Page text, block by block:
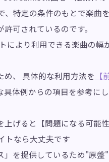
特定の条件のもとで楽曲
可されているのです。
により利用できる楽曲の幅
、 具体的な利用方法を 【
体例からの項目を参考にし
げると【問題になる可能
トなら大丈夫です
を提供しているため"原盤